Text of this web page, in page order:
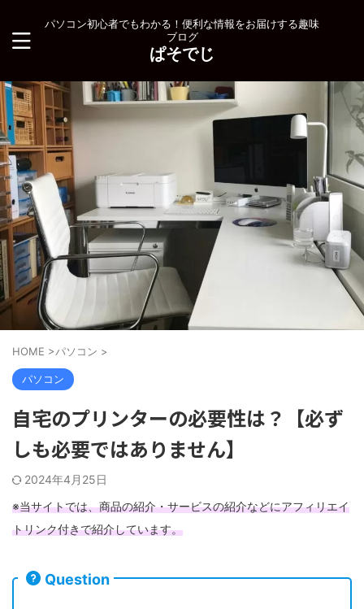
パソコン初心者でもわかる！便利な情報をお届けする趣味
ブログ
ぱそでじ
HOME >パソコン >
パソコン
自宅のプリンターの必要性は？【必ず
しも必要ではありません】
2024年4月25日
※当サイトでは、商品の紹介・サービスの紹介などにアフィリエイ
トリンク付きで紹介しています。
Question